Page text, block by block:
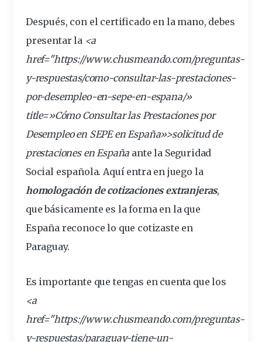
Después, con el certificado en la mano, debes
presentar la <a
href="https://www.chusmeando.com/preguntas-
y-respuestas/como-consultar-las-prestaciones-
por-desempleo-en-sepe-en-espana/»
title=»Cómo Consultar las Prestaciones por
Desempleo en SEPE en España»>solicitud de
prestaciones en España ante la Seguridad
Social española. Aquí entra en juego la
homologación de cotizaciones extranjeras,
que básicamente es la forma en la que
España reconoce lo que cotizaste en
Paraguay.
Es importante que tengas en cuenta que los
<a
href="https://www.chusmeando.com/preguntas-
y-respuestas/paraguay-tiene-un-